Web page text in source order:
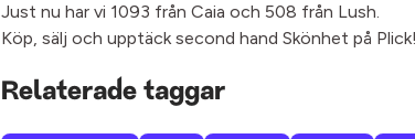
Just nu har vi 1093 från Caia och 508 från Lush.
Köp, sälj och upptäck second hand Skönhet på Plick!
Relaterade taggar